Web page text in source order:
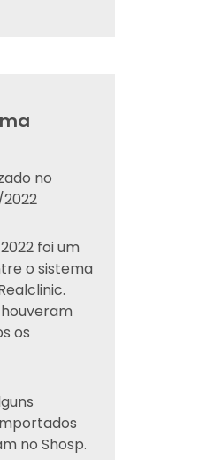
no
foi um
o sistema
os
no Shosp.